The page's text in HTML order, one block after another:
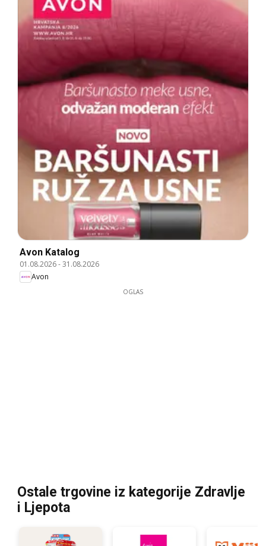
Avon Katalog
01.08.2026-31.08.2026
Avon
OGLAS
Ostale trgovine iz kategorije Zdravlje
i Ljepota